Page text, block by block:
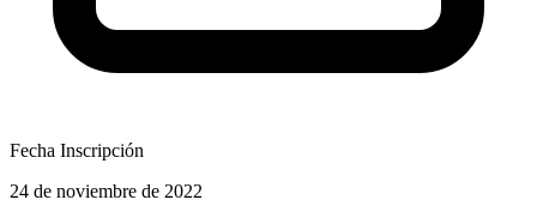
Fecha Inscripción
24 de noviembre de 2022